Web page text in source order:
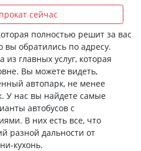
сейчас
полностью решит за вас
обратились по адресу.
из главных услуг, которая
Вы можете видеть,
автопарк, не менее
У нас вы найдете самые
автобусов с
В них есть все, что
разной дальности от
кухонь.